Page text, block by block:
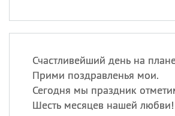
Счастливейший день на
Прими поздравленья мои.
Сегодня мы праздник
Шесть месяцев нашей любви!